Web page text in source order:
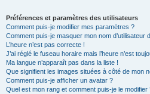
Préférences et paramètres des utilisateurs
Comment puis-je modifier mes paramètres ?
Comment puis-je masquer mon nom d’utilisateur
L’heure n’est pas correcte !
J’ai réglé le fuseau horaire mais l’heure n’est
Ma langue n’apparaît pas dans la liste !
Que signifient les images situées à côté de mon
Comment puis-je afficher un avatar ?
Quel est mon rang et comment puis-je le modifier